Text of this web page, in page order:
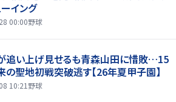
イング
00:00野球
追い上げ見せるも青森山田に惜敗…15
の聖地初戦突破逃す【26年夏甲子園】
10:21 野球